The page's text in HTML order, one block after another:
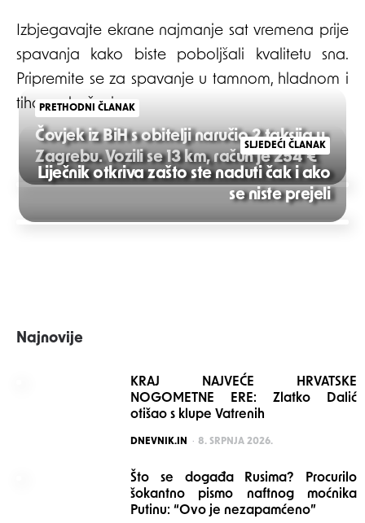
Izbjegavajte ekrane najmanje sat vremena prije
spavanja kako biste poboljšali kvalitetu sna.
Pripremite se za spavanje u tamnom, hladnom i
tihom okruženju.
Post
navigation
PRETHODNI ČLANAK
Čovjek iz BiH s obitelji naručio 2 taksija u
Zagrebu. Vozili se 13 km, račun je 254 €
SLJEDEĆI ČLANAK
Liječnik otkriva zašto ste naduti čak i ako
se niste prejeli
Najnovije
KRAJ NAJVEĆE HRVATSKE
NOGOMETNE ERE: Zlatko Dalić
otišao s klupe Vatrenih
POSTED
DNEVNIK.IN 8. SRPNJA 2026.
Što se događa Rusima? Procurilo
šokantno pismo naftnog moćnika
Putinu: “Ovo je nezapamćeno”